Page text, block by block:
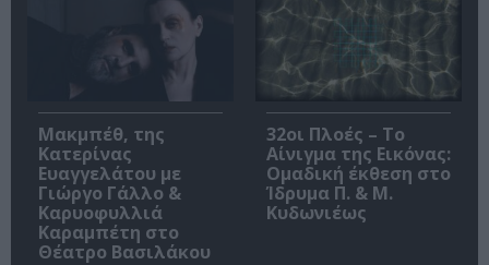
Μακμπέθ, της
Κατερίνας
Ευαγγελάτου με
Γιώργο Γάλλο &
Καρυοφυλλιά
Καραμπέτη στο
Θέατρο Βασιλάκου
32οι Πλοές – Το
Αίνιγμα της Εικόνας:
Ομαδική έκθεση στο
Ίδρυμα Π. & Μ.
Κυδωνιέως